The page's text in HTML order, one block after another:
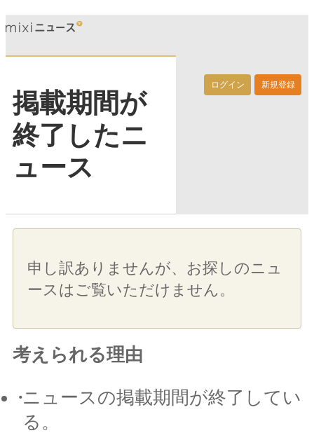
ログイン 新規登録
掲載期間が
終了したニ
ュース
申し訳ありませんが、お探しのニュ
ースはご覧いただけません。
考えられる理由
ニュースの掲載期間が終了してい
る。